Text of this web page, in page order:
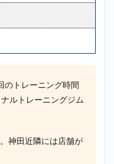
のトレーニング時間
ルトレーニングジム
神田近隣には店舗が